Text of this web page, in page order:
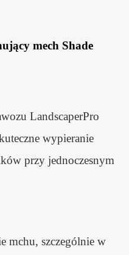
mech Shade
LandscaperPro
wypieranie
przy jednoczesnym
mchu, szczególnie w